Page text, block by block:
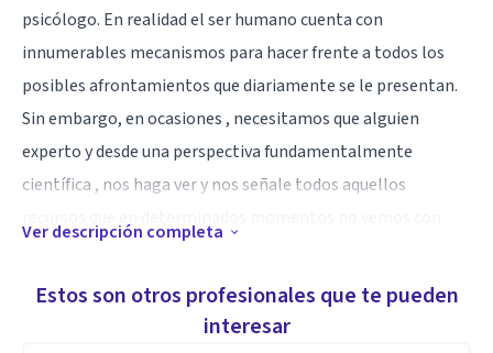
psicólogo. En realidad el ser humano cuenta con
innumerables mecanismos para hacer frente a todos los
posibles afrontamientos que diariamente se le presentan.
Sin embargo, en ocasiones , necesitamos que alguien
experto y desde una perspectiva fundamentalmente
científica , nos haga ver y nos señale todos aquellos
mismos. El entrenamiento en el aprendizaje de estos
mecanismos y su ejercicio son aspectos en los que un
Ver descripción completa
Estos son otros profesionales que te pueden
interesar